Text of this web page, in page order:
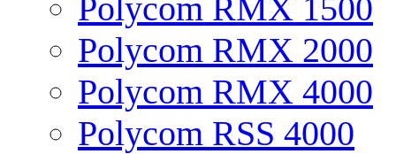
Polycom RMX 1500
Polycom RMX 2000
Polycom RMX 4000
Polycom RSS 4000